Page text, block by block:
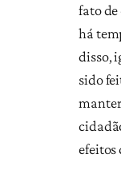
fato de
há
disso,
sido
efeitos